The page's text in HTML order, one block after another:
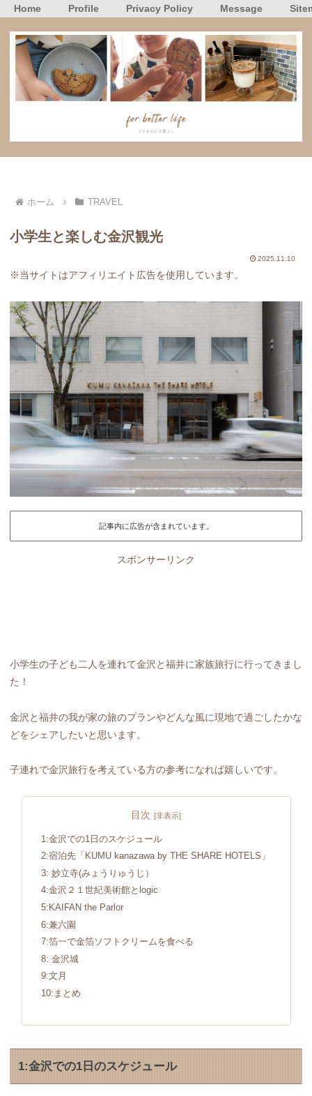
Home Profile Privacy Policy Message
ホーム TRAVEL
小学生と楽しむ金沢観光
2025.11.10
※当サイトはアフィリエイト広告を使用しています。
記事内に広告が含まれています。
スポンサーリンク
小学生の子ども二人を連れて金沢と福井に家族旅行に行ってきまし
た！
金沢と福井の我が家の旅のプランやどんな風に現地で過ごしたかな
どをシェアしたいと思います。
子連れで金沢旅行を考えている方の参考になれば嬉しいです。
目次
1:金沢での1日のスケジュール
2:宿泊先「KUMU kanazawa by THE SHARE HOTELS」
3: 妙立寺(みょうりゅうじ）
4:金沢２１世紀美術館とlogic
5:KAIFAN the Parlor
6:兼六園
7:箔一で金箔ソフトクリームを食べる
8: 金沢城
9:文月
10:まとめ
1:金沢での1日のスケジュール